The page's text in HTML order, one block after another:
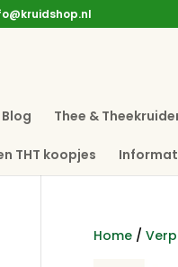
Blog Thee &
THT koopjes
Home/